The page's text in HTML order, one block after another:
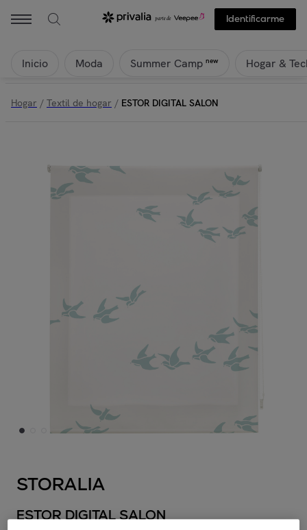
Identificarme
Inicio Moda Summer Camp new Hogar &
Hogar / Textil de hogar / ESTOR DIGITAL SALON
STORALIA
ESTOR DIGITAL SALON